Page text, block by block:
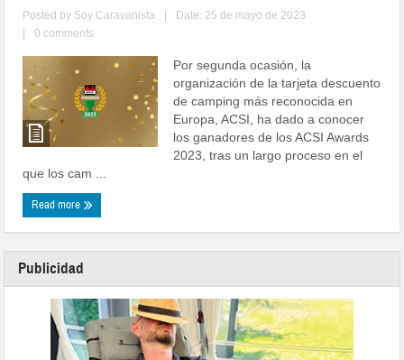
Posted by Soy Caravanista
Date: 25 de mayo de 2023
0 comments
Por segunda ocasión, la
organización de la tarjeta descuento
de camping más reconocida en
Europa, ACSI, ha dado a conocer
los ganadores de los ACSI Awards
2023, tras un largo proceso en el
que los cam ...
Read more
Publicidad